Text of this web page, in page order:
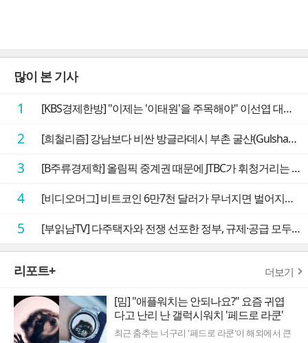
많이 본 기사
1 [KBS경제한방] "이제는 '이태원'을 주목해야" 이선엽 대표가 말하는 AI 시대 투자 성과를 가르는 지점들
2 [희철리즘] 강남보다 비싼 방글라데시 부촌 굴샨(Gulshan)의 극단적인 모습에 충격을 받다
3 [B주류경제학] 올림픽 중계권 때문에 JTBC가 휘청거리는 이유
4 [비디오머그] 비트코인 6만7천 달러가 무너지면 벌어지는 일
5 [부읽남TV] 다주택자와 전쟁 선포한 정부, 규제·공급 모두 실효성 의문
리포트+ 더보기
[밈] "애플워치는 안되나요?" 요즘 귀엽
다고 난리 난 갤럭시워치 '페드로 라쿤'
최근 춤추는 너구리 '페드로 라쿤'이 해외에서 큰